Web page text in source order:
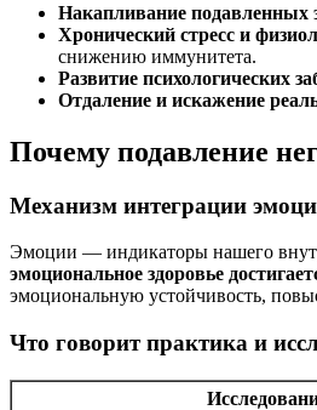
Накапливание подавленных
Хронический стресс и
снижению иммунитета.
Развитие психологических
Отдаление и искажение
Почему подавление
Механизм интеграции
Эмоции — индикаторы нашего
эмоциональное здоровье
эмоциональную устойчивость,
Что говорит практика и